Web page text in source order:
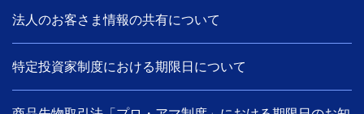
法人のお客さま情報の共有について
特定投資家制度における期限日について